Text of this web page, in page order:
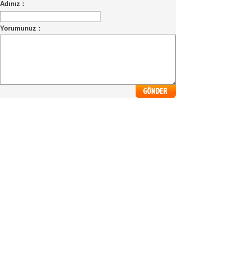
Adınız :
Yorumunuz :